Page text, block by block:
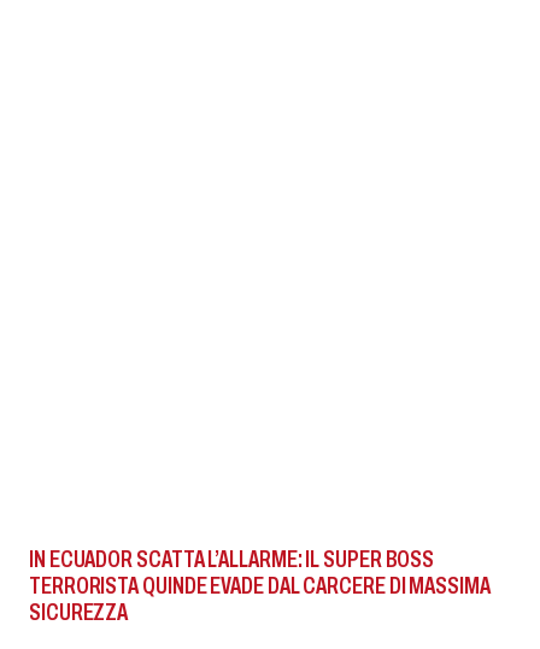
IN ECUADOR SCATTA L’ALLARME: IL SUPER BOSS
TERRORISTA QUINDE EVADE DAL CARCERE DI MASSIMA
SICUREZZA